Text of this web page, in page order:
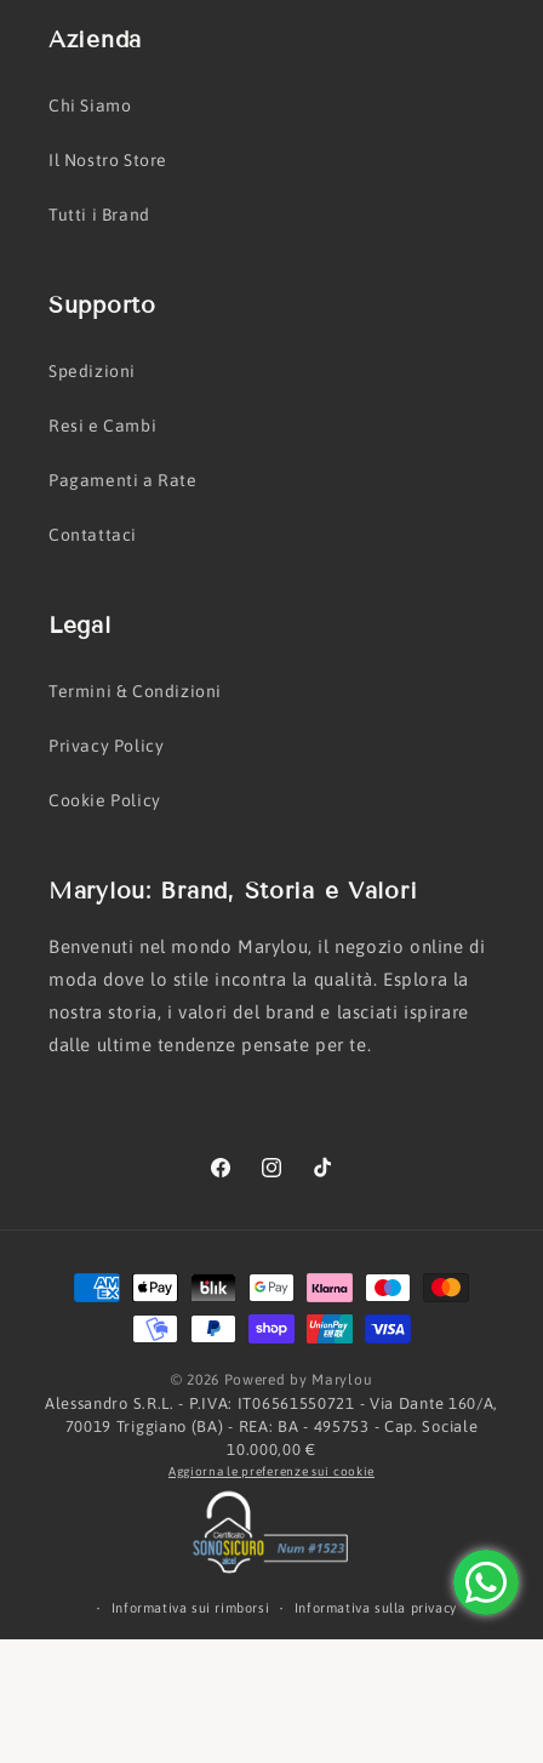
Azienda
Chi Siamo
Il Nostro Store
Tutti i Brand
Supporto
Spedizioni
Resi e Cambi
Pagamenti a Rate
Contattaci
Legal
Termini & Condizioni
Privacy Policy
Cookie Policy
Marylou: Brand, Storia e Valori
Benvenuti nel mondo Marylou, il negozio online di
moda dove lo stile incontra la qualità. Esplora la
nostra storia, i valori del brand e lasciati ispirare
dalle ultime tendenze pensate per te.
FacebookInstagramTikTok
Metodi
di
pagamento
© 2026 Powered by Marylou
Alessandro S.R.L. - P.IVA: IT06561550721 - Via Dante 160/A,
70019 Triggiano (BA) - REA: BA - 495753 - Cap. Sociale
10.000,00 €
Aggiorna le preferenze sui cookie
Informativa sui rimborsi Informativa sulla privacy